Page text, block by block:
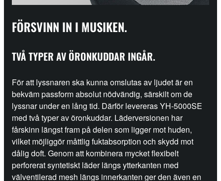
FÖRSVINN IN I MUSIKEN.
TVÅ TYPER AV ÖRONKUDDAR INGÅR.
För att lyssnaren ska kunna omslutas av ljudet är en
bekväm passform absolut nödvändig, särskilt om de
lyssnar under en lång tid. Därför levereras YH-5000SE
med två typer av öronkuddar. Läderversionen har
fårskinn längst fram på delen som ligger mot huden,
vilket möjliggör måttlig fuktabsorption och skydd mot
dålig doft. Genom att kombinera mycket flexibelt
perforerat syntetiskt läder längs ytterkanten med
välventilerad mesh längs innerkanten ger den även en